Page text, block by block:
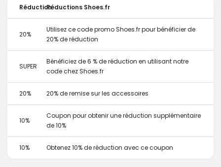
RéductionRéductions Shoes.fr
20%
Utilisez ce code promo Shoes.fr pour bénéficier de
20% de réduction
SUPER
Bénéficiez de 6 % de réduction en utilisant notre
code chez Shoes.fr
20% 20% de remise sur les accessoires
10%
Coupon pour obtenir une réduction supplémentaire
de 10%
10% Obtenez 10% de réduction avec ce coupon